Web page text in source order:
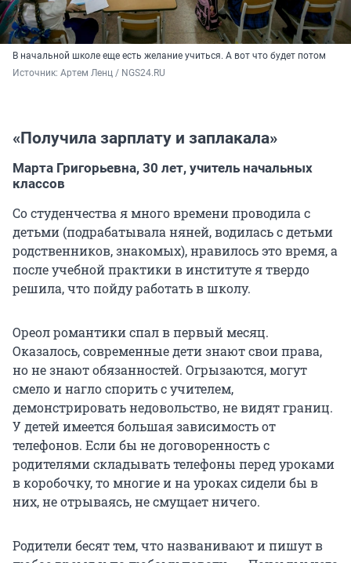
В начальной школе еще есть желание учиться. А вот что будет потом
Источник: Артем Ленц / NGS24.RU
«Получила зарплату и заплакала»
Марта Григорьевна, 30 лет, учитель начальных
классов
Со студенчества я много времени проводила с
детьми (подрабатывала няней, водилась с детьми
родственников, знакомых), нравилось это время, а
после учебной практики в институте я твердо
решила, что пойду работать в школу.
Ореол романтики спал в первый месяц.
Оказалось, современные дети знают свои права,
но не знают обязанностей. Огрызаются, могут
смело и нагло спорить с учителем,
демонстрировать недовольство, не видят границ.
У детей имеется большая зависимость от
телефонов. Если бы не договоренность с
родителями складывать телефоны перед уроками
в коробочку, то многие и на уроках сидели бы в
них, не отрываясь, не смущает ничего.
Родители бесят тем, что названивают и пишут в